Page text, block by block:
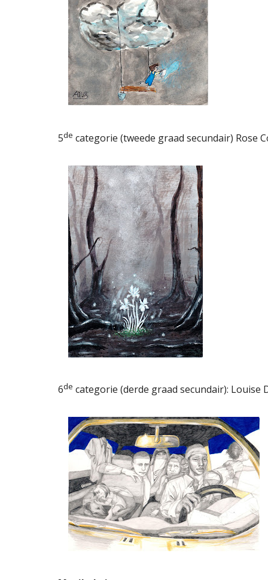
5de categorie (tweede graad secundair) Rose
6de categorie (derde graad secundair): Louise